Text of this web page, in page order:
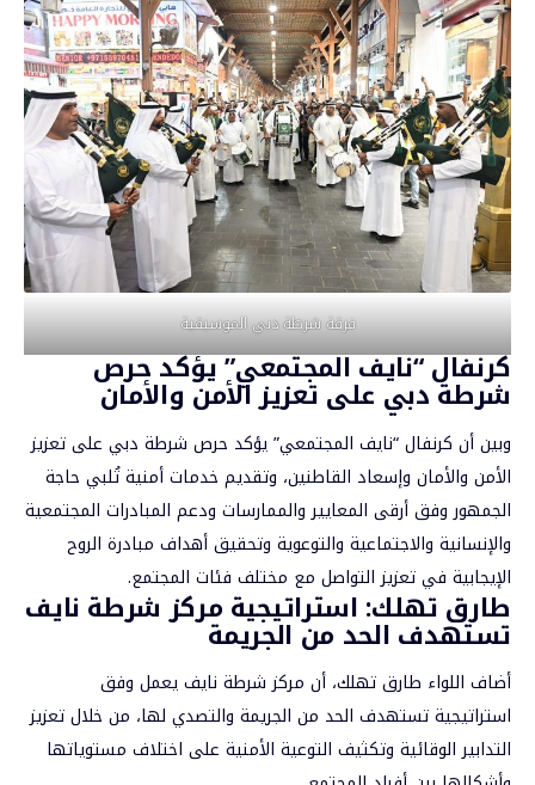
فرقة شرطة دبي الموسيقية
كرنفال “نايف المجتمعي” يؤكد حرص
شرطة دبي على تعزيز الأمن والأمان
وبين أن كرنفال “نايف المجتمعي” يؤكد حرص شرطة دبي على تعزيز
الأمن والأمان وإسعاد القاطنين، وتقديم خدمات أمنية تُلبي حاجة
الجمهور وفق أرقى المعايير والممارسات ودعم المبادرات المجتمعية
والإنسانية والاجتماعية والتوعوية وتحقيق أهداف مبادرة الروح
الإيجابية في تعزيز التواصل مع مختلف فئات المجتمع.
طارق تهلك: استراتيجية مركز شرطة نايف
تستهدف الحد من الجريمة
أضاف اللواء طارق تهلك، أن مركز شرطة نايف يعمل وفق
استراتيجية تستهدف الحد من الجريمة والتصدي لها، من خلال تعزيز
التدابير الوقائية وتكثيف التوعية الأمنية على اختلاف مستوياتها